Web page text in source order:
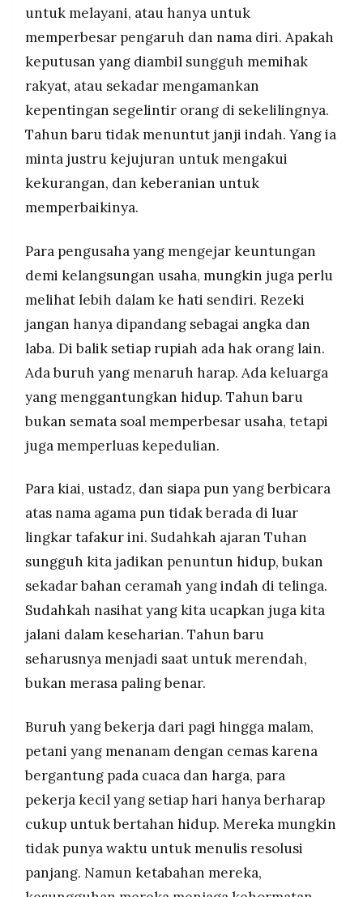
untuk melayani, atau hanya untuk
memperbesar pengaruh dan nama diri. Apakah
keputusan yang diambil sungguh memihak
rakyat, atau sekadar mengamankan
kepentingan segelintir orang di sekelilingnya.
Tahun baru tidak menuntut janji indah. Yang ia
minta justru kejujuran untuk mengakui
kekurangan, dan keberanian untuk
memperbaikinya.
Para pengusaha yang mengejar keuntungan
demi kelangsungan usaha, mungkin juga perlu
melihat lebih dalam ke hati sendiri. Rezeki
jangan hanya dipandang sebagai angka dan
laba. Di balik setiap rupiah ada hak orang lain.
Ada buruh yang menaruh harap. Ada keluarga
yang menggantungkan hidup. Tahun baru
bukan semata soal memperbesar usaha, tetapi
juga memperluas kepedulian.
Para kiai, ustadz, dan siapa pun yang berbicara
atas nama agama pun tidak berada di luar
lingkar tafakur ini. Sudahkah ajaran Tuhan
sungguh kita jadikan penuntun hidup, bukan
sekadar bahan ceramah yang indah di telinga.
Sudahkah nasihat yang kita ucapkan juga kita
jalani dalam keseharian. Tahun baru
seharusnya menjadi saat untuk merendah,
bukan merasa paling benar.
Buruh yang bekerja dari pagi hingga malam,
petani yang menanam dengan cemas karena
bergantung pada cuaca dan harga, para
pekerja kecil yang setiap hari hanya berharap
cukup untuk bertahan hidup. Mereka mungkin
tidak punya waktu untuk menulis resolusi
panjang. Namun ketabahan mereka,